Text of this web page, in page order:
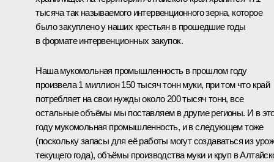
тысяча так называемого интервенционного зерна, которое
было закуплено у наших крестьян в прошедшие годы
в формате интервенционных закупок.
Наша мукомольная промышленность в прошлом году
произвела 1 миллион 150 тысяч тонн муки, при том что край
потребляет на свои нужды около 200 тысяч тонн, все
остальные объёмы мы поставляем в другие регионы. И в
году мукомольная промышленность, и в следующем тоже
(поскольку запасы для её работы могут создаваться из
текущего года), объёмы производства муки и круп в